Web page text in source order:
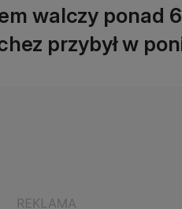
walczy ponad
przybył w